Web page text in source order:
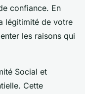
confiance. En
légitimité de votre
les raisons qui
Social et
Cette